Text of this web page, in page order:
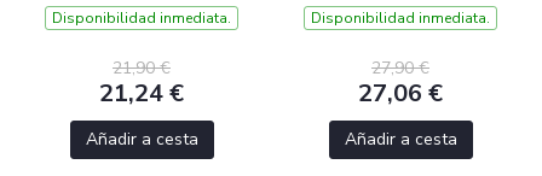
Disponibilidad inmediata.
21,90 €
21,24 €
Añadir a cesta
Disponibilidad inmediata.
27,90 €
27,06 €
Añadir a cesta